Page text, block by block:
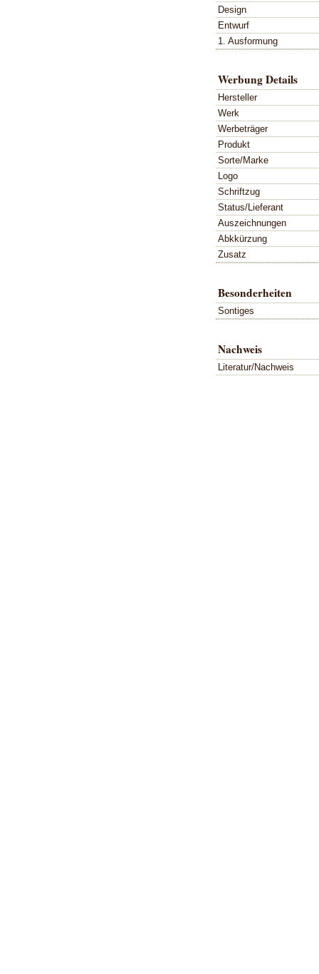
Design
Entwurf
1. Ausformung
Werbung Details
Hersteller
Werk
Werbeträger
Produkt
Sorte/Marke
Logo
Schriftzug
Status/Lieferant
Auszeichnungen
Abkkürzung
Zusatz
Besonderheiten
Sontiges
Nachweis
Literatur/Nachweis